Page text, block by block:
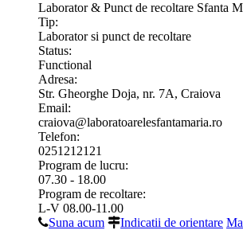
Laborator & Punct de recoltare Sfanta
Tip:
Laborator si punct de recoltare
Status:
Functional
Adresa:
Str. Gheorghe Doja, nr. 7A, Craiova
Email:
craiova@laboratoarelesfantamaria.ro
Telefon:
0251212121
Program de lucru:
07.30 - 18.00
Program de recoltare:
L-V 08.00-11.00
Suna acum
Indicatii de orientare